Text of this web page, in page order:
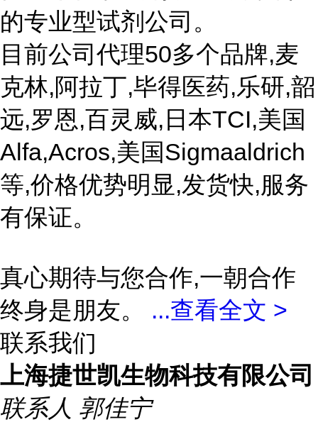
的专业型试剂公司。
目前公司代理50多个品牌,麦
克林,阿拉丁,毕得医药,乐研,韶
远,罗恩,百灵威,日本TCI,美国
Alfa,Acros,美国Sigmaaldrich
等,价格优势明显,发货快,服务
有保证。
真心期待与您合作,一朝合作
终身是朋友。 ...查看全文 >
联系我们
上海捷世凯生物科技有限公司
联系人 郭佳宁